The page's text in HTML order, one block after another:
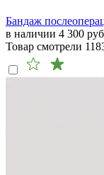
Бандаж
в наличии 4 300 руб
Товар смотрели